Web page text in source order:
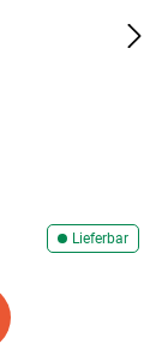
Lieferbar